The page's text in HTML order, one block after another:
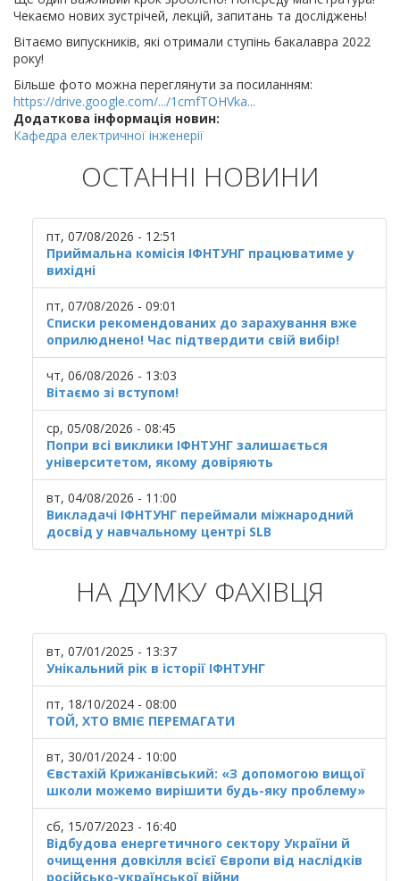
Чекаємо нових зустрічей, лекцій, запитань та досліджень!
Вітаємо випускників, які отримали ступінь бакалавра 2022
року!
Більше фото можна переглянути за посиланням:
https://drive.google.com/.../1cmfTOHVka...
Додаткова інформація новин:
Кафедра електричної інженерії
ОСТАННІ НОВИНИ
пт, 07/08/2026 - 12:51
Приймальна комісія ІФНТУНГ працюватиме у
вихідні
пт, 07/08/2026 - 09:01
Списки рекомендованих до зарахування вже
оприлюднено! Час підтвердити свій вибір!
чт, 06/08/2026 - 13:03
Вітаємо зі вступом!
ср, 05/08/2026 - 08:45
Попри всі виклики ІФНТУНГ залишається
університетом, якому довіряють
вт, 04/08/2026 - 11:00
Викладачі ІФНТУНГ переймали міжнародний
досвід у навчальному центрі SLB
НА ДУМКУ ФАХІВЦЯ
вт, 07/01/2025 - 13:37
Унікальний рік в історії ІФНТУНГ
пт, 18/10/2024 - 08:00
ТОЙ, ХТО ВМІЄ ПЕРЕМАГАТИ
вт, 30/01/2024 - 10:00
Євстахій Крижанівський: «З допомогою вищої
школи можемо вирішити будь-яку проблему»
сб, 15/07/2023 - 16:40
Відбудова енергетичного сектору України й
очищення довкілля всієї Європи від наслідків
російсько-української війни